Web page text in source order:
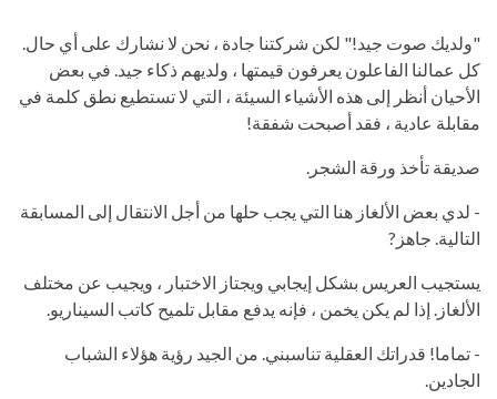
"ولديك صوت جيد!" لكن شركتنا جادة ، نحن لا نشارك على أي حال.
كل عمالنا الفاعلون يعرفون قيمتها ، ولديهم ذكاء جيد. في بعض
الأحيان أنظر إلى هذه الأشياء السيئة ، التي لا تستطيع نطق كلمة في
مقابلة عادية ، فقد أصبحت شفقة!
صديقة تأخذ ورقة الشجر.
- لدي بعض الألغاز هنا التي يجب حلها من أجل الانتقال إلى المسابقة
التالية. جاهز?
يستجيب العريس بشكل إيجابي ويجتاز الاختبار ، ويجيب عن مختلف
الألغاز. إذا لم يكن يخمن ، فإنه يدفع مقابل تلميح كاتب السيناريو.
- تماما! قدراتك العقلية تناسبني. من الجيد رؤية هؤلاء الشباب
الجادين.